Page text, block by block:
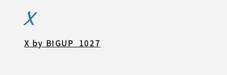
X
X by BIGUP_1027